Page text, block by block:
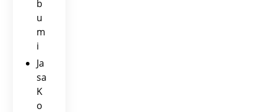
b
u
m
i
Ja
sa
K
o